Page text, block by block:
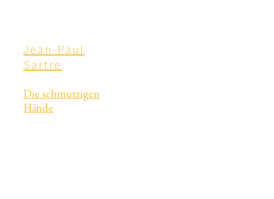
Jean-Paul
Sartre
Die schmutzigen
Hände